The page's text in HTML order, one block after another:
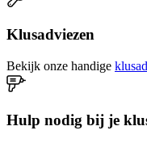
Klusadviezen
Bekijk onze handige
Hulp nodig bij je